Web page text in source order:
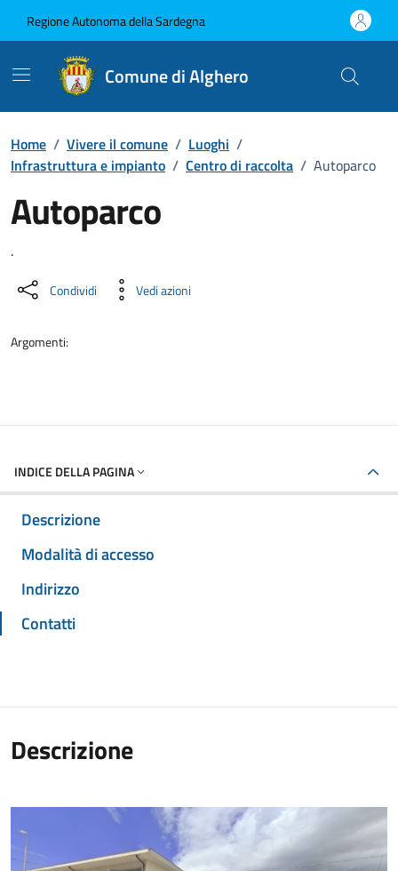
Regione Autonoma della Sardegna
Comune di Alghero
Home / Vivere il comune / Luoghi /
Infrastruttura e impianto / Centro di raccolta / Autoparco
Autoparco
Dettaglio luogo
.
Condividi Vedi azioni
Argomenti:
INDICE DELLA PAGINA
Descrizione
Modalità di accesso
Indirizzo
Contatti
Descrizione